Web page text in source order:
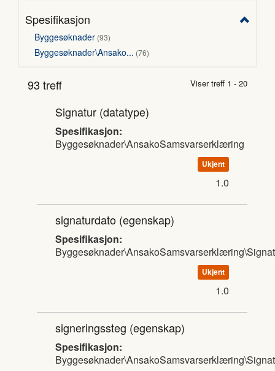
Spesifikasjon
Byggesøknader 93
Byggesøknader\Ansako... 76
93 treff Viser treff 1 - 20
Signatur (datatype)
Spesifikasjon:
Byggesøknader\AnsakoSamsvarserklæring
Ukjent
1.0
signaturdato (egenskap)
Spesifikasjon:
Ukjent
1.0
signeringssteg (egenskap)
Spesifikasjon: